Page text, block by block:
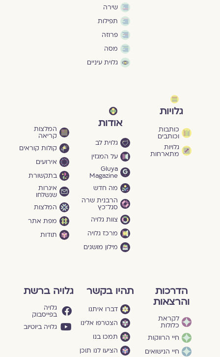
שירה
תפילות
פרוזה
מסה
גלוית עיניים
גלויות
כותבות
וכותבים
גלויות
מתארחות
אודות
גלוית לב
על המגזין
Gluya
Magazine
מה חדש
הרבנית שרה
סגל־כץ
צוות גלויה
מרכז גלויה
מילון מושגים
המלצות
קריאה
קולות קוראים
אירועים
בתקשורת
איגרות
שנשלחו
המלצות
מפת אתר
תודות
הדרכות
והרצאות
לקראת
כלולות
חיי הרווקות
חיי הנישואים
תהיו בקשר
דברו איתנו
הצטרפו אלינו
תמכו בנו
הציעו לנו תוכן
גלויה ברשת
גלויה
בפייסבוק
גלויה ביוטיוב